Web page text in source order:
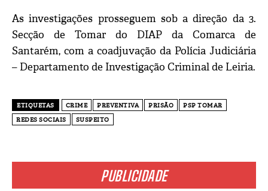
PUBLICIDADE
As investigações prosseguem sob a direção da 3.
Secção de Tomar do DIAP da Comarca de
Santarém, com a coadjuvação da Polícia Judiciária
– Departamento de Investigação Criminal de Leiria.
ETIQUETAS CRIME PREVENTIVA PRISÃO
PSP TOMAR
REDES SOCIAIS
SUSPEITO